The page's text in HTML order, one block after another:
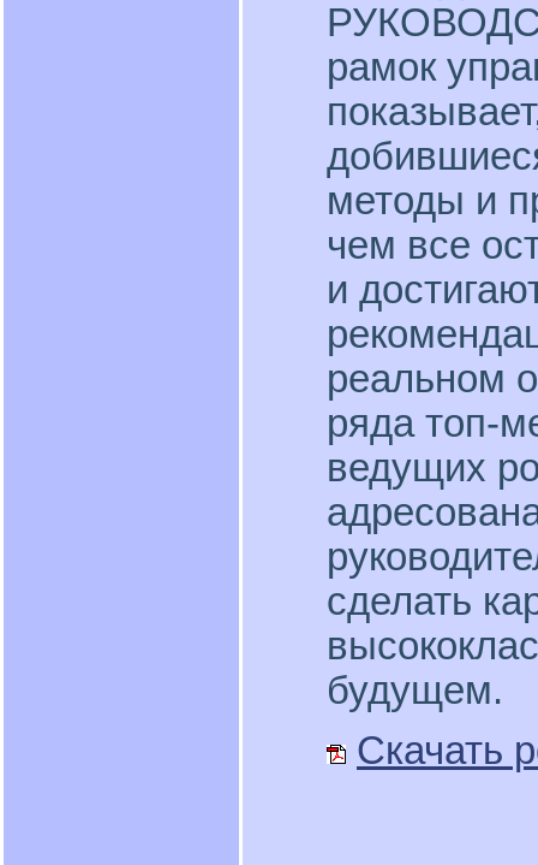
рамок
методы и
чем все
и
реальном
ряда топ-
ведущих
сделать
будущем.
Скачать